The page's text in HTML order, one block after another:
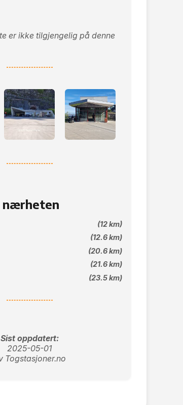
er ikke tilgjengelig på denne
nærheten
(12 km)
(12.6 km)
(20.6 km)
(21.6 km)
(23.5 km)
Sist oppdatert:
2025-05-01
Togstasjoner.no